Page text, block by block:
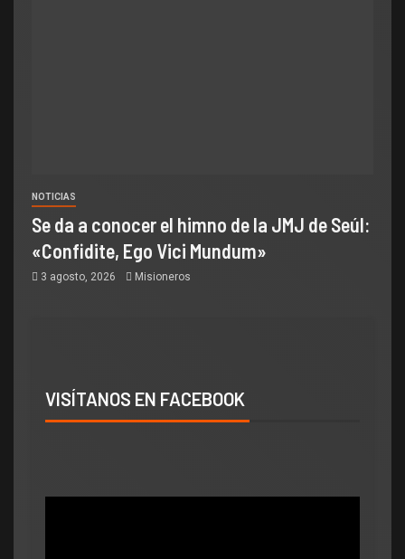
NOTICIAS
Se da a conocer el himno de la JMJ de Seúl:
«Confidite, Ego Vici Mundum»
3 agosto, 2026 Misioneros
VISÍTANOS EN FACEBOOK